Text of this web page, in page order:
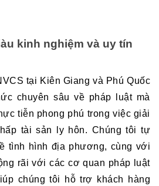
kinh nghiệm và uy tín
tại Kiên Giang và Phú Quốc
chuyên sâu về pháp luật mà
tiễn phong phú trong việc giải
tài sản ly hôn. Chúng tôi tự
tình hình địa phương, cùng với
rãi với các cơ quan pháp luật
chúng tôi hỗ trợ khách hàng